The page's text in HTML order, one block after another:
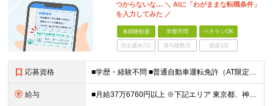
つからないな… ＼ AIに「わがままな転職条件」
を入力してみた ／
未経験歓迎 学歴不問 ベテランOK
完全週休2日 賞与複数月 面接1回
応募資格 ■学歴・経験不問 ■普通自動車運転免許（AT限定可） ■未経験歓迎 ■ブランクOK ー－－－－－－－－－－－－－－－－－ 【私たちのミッション・ビジョンに共感していただける方】 ー－－－－－－－－
給与 ■月給37万6760円以上 ※下記エリア 東京都、神奈川県、愛知県（名古屋市）、大阪府、京都府、兵庫県、滋賀県、和歌山県 ■月給35万6760円以上 ※上記エリア以外 ※経験・能力を考慮して決定。